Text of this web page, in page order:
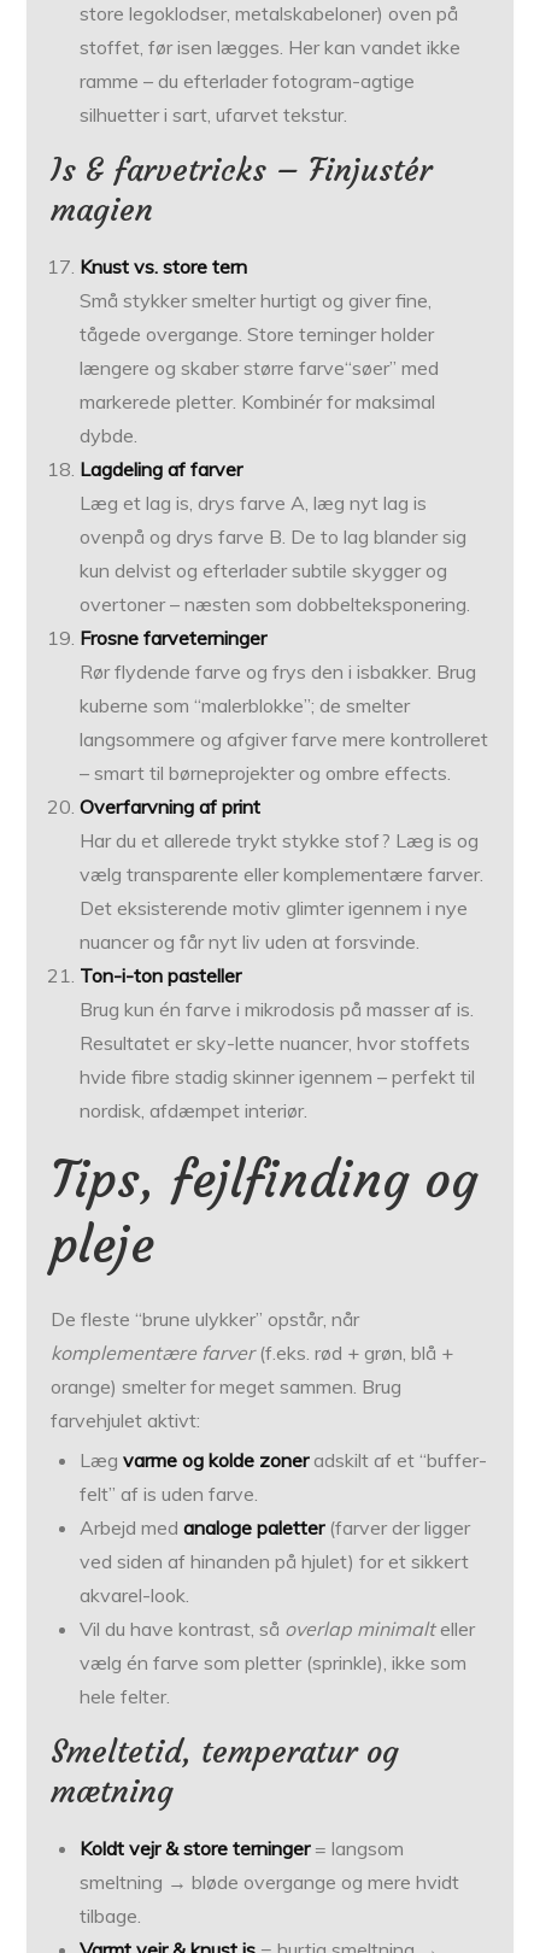
store legoklodser, metalskabeloner) oven på
stoffet, før isen lægges. Her kan vandet ikke
ramme – du efterlader fotogram-agtige
silhuetter i sart, ufarvet tekstur.
Is & farvetricks – Finjustér
magien
Knust vs. store tern
Små stykker smelter hurtigt og giver fine,
tågede overgange. Store terninger holder
længere og skaber større farve“søer” med
markerede pletter. Kombinér for maksimal
dybde.
Lagdeling af farver
Læg et lag is, drys farve A, læg nyt lag is
ovenpå og drys farve B. De to lag blander sig
kun delvist og efterlader subtile skygger og
overtoner – næsten som dobbelteksponering.
Frosne farveterninger
Rør flydende farve og frys den i isbakker. Brug
kuberne som “malerblokke”; de smelter
langsommere og afgiver farve mere kontrolleret
– smart til børneprojekter og ombre effects.
Overfarvning af print
Har du et allerede trykt stykke stof? Læg is og
vælg transparente eller komplementære farver.
Det eksisterende motiv glimter igennem i nye
nuancer og får nyt liv uden at forsvinde.
Ton-i-ton pasteller
Brug kun én farve i mikrodosis på masser af is.
Resultatet er sky-lette nuancer, hvor stoffets
hvide fibre stadig skinner igennem – perfekt til
nordisk, afdæmpet interiør.
Tips, fejlfinding og
pleje
De fleste “brune ulykker” opstår, når
komplementære farver(f.eks. rød + grøn, blå +
orange) smelter for meget sammen. Brug
farvehjulet aktivt:
Lægvarme og kolde zoneradskilt af et “buffer-
felt” af is uden farve.
Arbejd medanaloge paletter(farver der ligger
ved siden af hinanden på hjulet) for et sikkert
akvarel-look.
Vil du have kontrast, så overlap minimalteller
vælg én farve som pletter (sprinkle), ikke som
hele felter.
Smeltetid, temperatur og
mætning
Koldt vejr & store terninger= langsom
smeltning → bløde overgange og mere hvidt
tilbage.